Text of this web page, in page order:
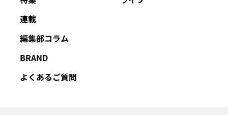
連載
編集部コラム
BRAND
よくあるご質問